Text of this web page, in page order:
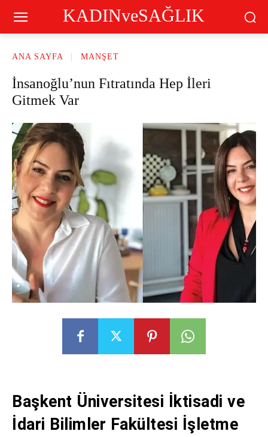
KADINveSAĞLIK
ANA SAYFA MANŞET
İnsanoğlu’nun Fıtratında Hep İleri
Gitmek Var
Başkent Üniversitesi İktisadi ve
İdari Bilimler Fakültesi İşletme